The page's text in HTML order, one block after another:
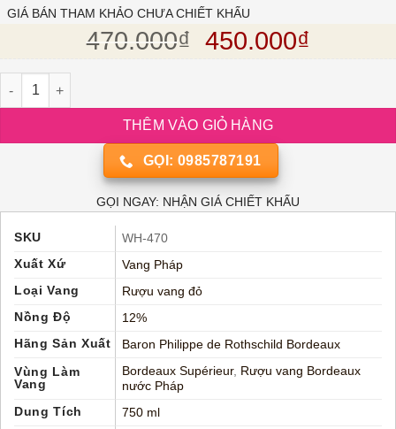
dựa trên
GIÁ BÁN THAM KHẢO CHƯA CHIẾT KHẤU
470.000₫ Giá gốc là:
450.000₫
Rượu Vang Pháp Đỏ Marquis de Chasse Oaked Red Bordeaux
THÊM VÀO GIỎ HÀNG
GỌI: 0985787191
GỌI NGAY: NHẬN GIÁ CHIẾT KHẤU
SKU
WH-470
Xuất Xứ
Vang Pháp
Loại Vang
Rượu vang đỏ
Nồng Độ
12%
Hãng Sản Xuất
Baron Philippe de Rothschild Bordeaux
Vùng Làm
Vang
Bordeaux Supérieur, Rượu vang Bordeaux
nước Pháp
Dung Tích
750 ml